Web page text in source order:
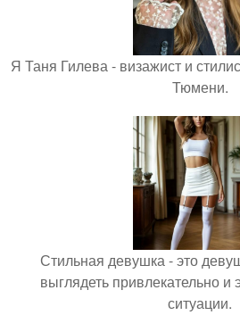
Я Таня Гилева - визажист и
Тюмени.
Стильная девушка - это
выглядеть привлекательно и
ситуации.